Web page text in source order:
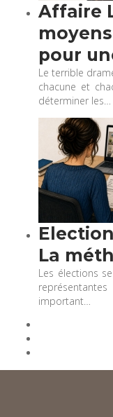
Affaire
pour
Le terrible
chacune et
déterminer les…
La
Les élections
important…